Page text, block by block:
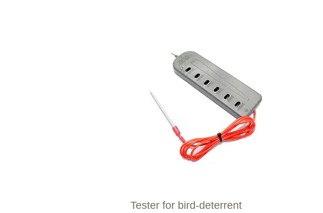
Tester for bird-deterrent